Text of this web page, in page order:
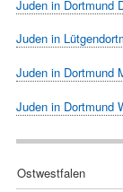
Juden in Dortmund
Juden in
Juden in Dortmund
Juden in Dortmund
Navigation
überspringen
Ostwestfalen